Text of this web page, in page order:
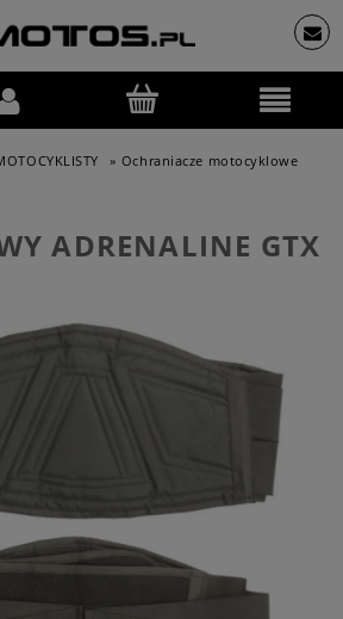
» Ochraniacze motocyklowe
ADRENALINE GTX